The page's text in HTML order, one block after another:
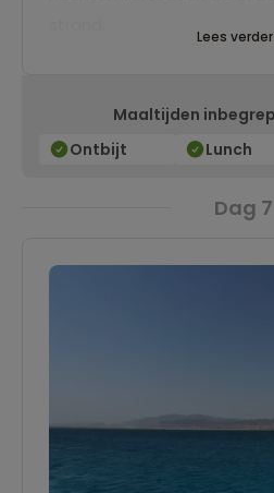
Lees verder
Maaltijden
Ontbijt
Lunch
Dag 7